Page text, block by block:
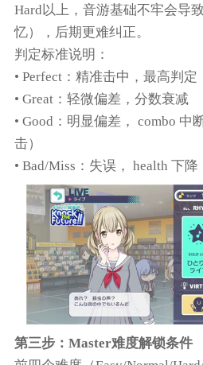
Hard以上，音游基础不牢会导
忆），后期更难纠正。
判定标准说明：
• Perfect：精准击中，最高判定
• Great：轻微偏差，分数衰减
• Good：明显偏差， combo 中
击）
• Bad/Miss：失误， health 下降
第三步：Master难度解锁条件